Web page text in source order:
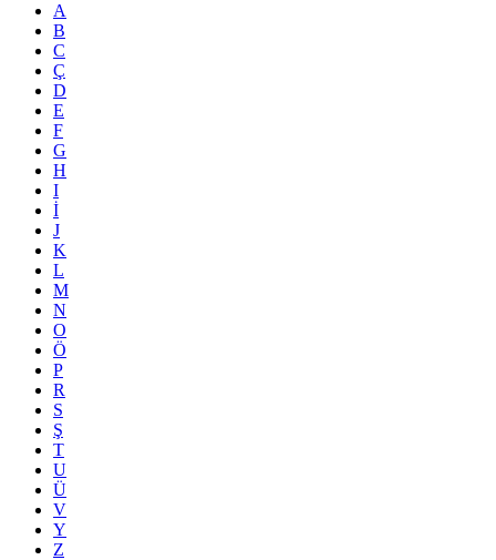
A
B
C
Ç
D
E
F
G
H
I
İ
J
K
L
M
N
O
Ö
P
R
S
Ş
T
U
Ü
V
Y
Z